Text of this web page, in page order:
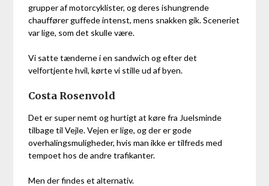
grupper af motorcyklister, og deres ishungrende
chauffører guffede intenst, mens snakken gik. Sceneriet
var lige, som det skulle være.
Vi satte tænderne i en sandwich og efter det
velfortjente hvil, kørte vi stille ud af byen.
Costa Rosenvold
Det er super nemt og hurtigt at køre fra Juelsminde
tilbage til Vejle. Vejen er lige, og der er gode
overhalingsmuligheder, hvis man ikke er tilfreds med
tempoet hos de andre trafikanter.
Men der findes et alternativ.